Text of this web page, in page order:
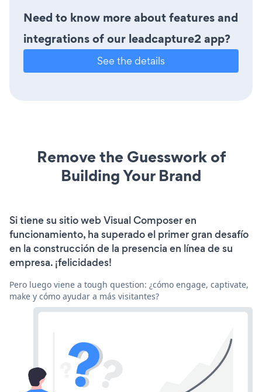
Need to know more about features and
integrations of our leadcapture2 app?
See the details
Remove the Guesswork of
Building Your Brand
Si tiene su sitio web Visual Composer en
funcionamiento, ha superado el primer gran desafío
en la construcción de la presencia en línea de su
empresa. ¡felicidades!
Pero luego viene a tough question: ¿cómo engage, captivate,
make y cómo ayudar a más visitantes?